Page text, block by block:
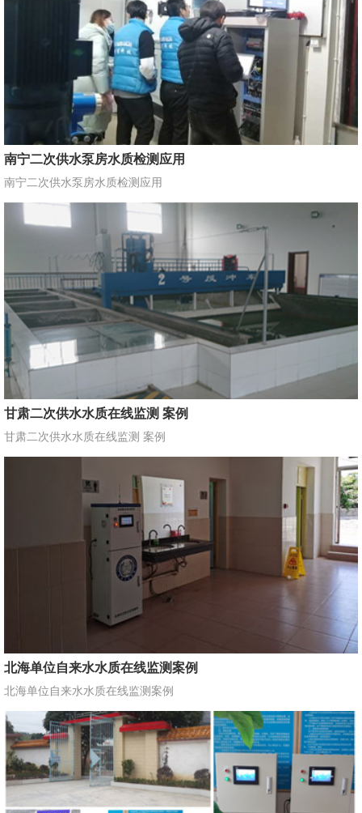
南宁二次供水泵房水质检测应用
南宁二次供水泵房水质检测应用
甘肃二次供水水质在线监测 案例
甘肃二次供水水质在线监测 案例
北海单位自来水水质在线监测案例
北海单位自来水水质在线监测案例